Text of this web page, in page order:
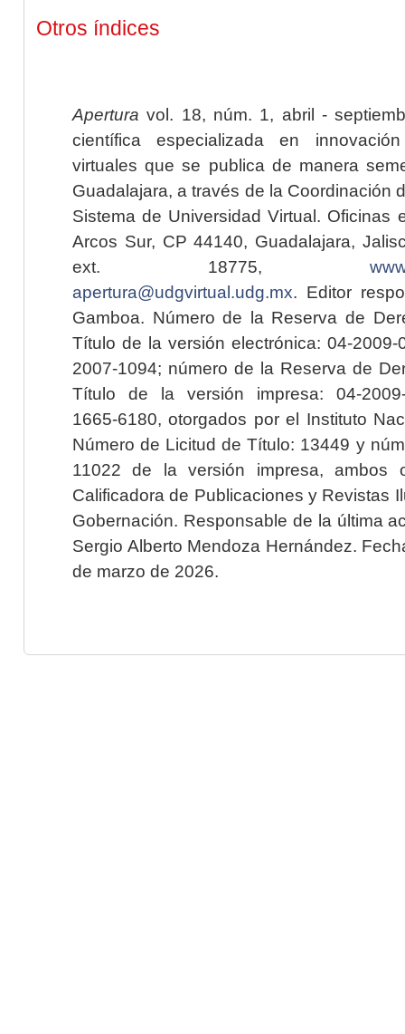
Otros índices
Apertura vol. 18, núm. 1, abril -
científica especializada en
virtuales que se publica de manera
Guadalajara, a través de la Coordinación
Sistema de Universidad Virtual. Oficinas
Arcos Sur, CP 44140, Guadalajara,
ext. 18775,
apertura@udgvirtual.udg.mx. Editor
Gamboa. Número de la Reserva de
Título de la versión electrónica: 04-2009-
2007-1094; número de la Reserva de
Título de la versión impresa: 04-2009-
1665-6180, otorgados por el Instituto
Número de Licitud de Título: 13449 y
11022 de la versión impresa, ambos
Calificadora de Publicaciones y Revistas
Gobernación. Responsable de la última
Sergio Alberto Mendoza Hernández.
de marzo de 2026.